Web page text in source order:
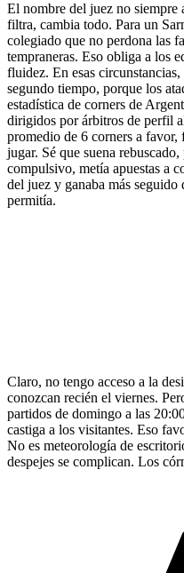
El nombre del juez no siempre
filtra, cambia todo. Para un
colegiado que no perdona las
tempraneras. Eso obliga a los
fluidez. En esas
segundo tiempo, porque los
estadística de corners de
dirigidos por árbitros de perfil
promedio de 6 corners a
jugar. Sé que suena
compulsivo, metía apuestas a
del juez y ganaba más
permitía.
Claro, no tengo acceso a la
conozcan recién el viernes.
partidos de domingo a las
castiga a los visitantes. Eso
No es meteorología de
despejes se complican. Los